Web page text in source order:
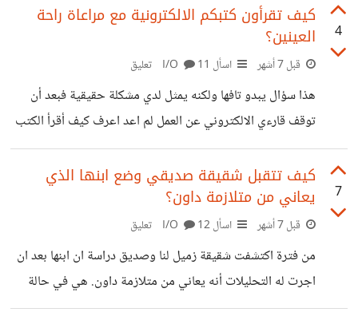
البيت فضلا عن أنهم لا يرون له حق الزواج في البيت. كيف يكون
الحل برأيكم؟
4
كيف تقرأون كتبكم الالكترونية مع مراعاة راحة
العينين؟
قبل 7 أشهر اسأل I/O 11 تعليق
هذا سؤال يبدو تافها ولكنه يمثل لدي مشكلة حقيقية فبعد أن
توقف قارءي الالكتروني عن العمل لم اعد اعرف كيف أقرأ الكتب
الالكترونيه! الموبيل شاشته صغيرة ويسبب إجهاد العين وكذلك
ليس من العملي أن أجلس أمام اللاب توب في وضع غير مريح
للقراءة! حتى لو فكرت في شراء تابلت فهو مريح في حجم
الشاشة ولكن يسبب لي إجهاد العين أيضا.
7
كيف تتقبل شقيقة صديقي وضع ابنها الذي
يعاني من متلازمة داون؟
قبل 7 أشهر اسأل I/O12 تعليق
من فترة اكتشفت شقيقة زميل لنا وصديق دراسة ان ابنها بعد ان
اجرت له التحليلات أنه يعاني من متلازمة داون. هي في حالة
ذهول وتشعر ان الدنيا اسودت في وجهها! لا هي قادرة ان تتقبل